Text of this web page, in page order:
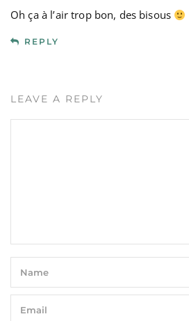
Oh ça à l’air trop bon, des bisous
REPLY
LEAVE A REPLY